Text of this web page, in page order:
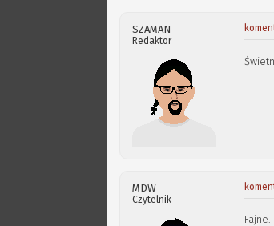
SZAMAN
Redaktor
MDW
Czytelnik